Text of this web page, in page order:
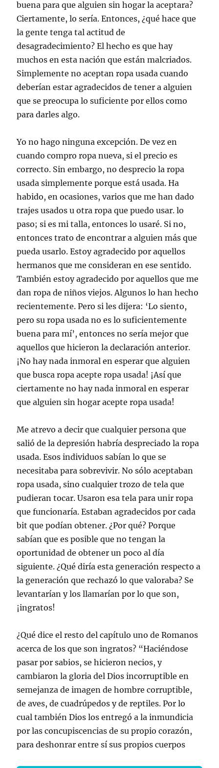
buena para que alguien sin hogar la aceptara?
Ciertamente, lo sería. Entonces, ¿qué hace que
la gente tenga tal actitud de
desagradecimiento? El hecho es que hay
muchos en esta nación que están malcriados.
Simplemente no aceptan ropa usada cuando
deberían estar agradecidos de tener a alguien
que se preocupa lo suficiente por ellos como
para darles algo.
Yo no hago ninguna excepción. De vez en
cuando compro ropa nueva, si el precio es
correcto. Sin embargo, no desprecio la ropa
usada simplemente porque está usada. Ha
habido, en ocasiones, varios que me han dado
trajes usados u otra ropa que puedo usar. lo
paso; si es mi talla, entonces lo usaré. Si no,
entonces trato de encontrar a alguien más que
pueda usarlo. Estoy agradecido por aquellos
hermanos que me consideran en ese sentido.
También estoy agradecido por aquellos que me
dan ropa de niños viejos. Algunos lo han hecho
recientemente. Pero si les dijera: ‘Lo siento,
pero su ropa usada no es lo suficientemente
buena para mí’, entonces no sería mejor que
aquellos que hicieron la declaración anterior.
¡No hay nada inmoral en esperar que alguien
que busca ropa acepte ropa usada! ¡Así que
ciertamente no hay nada inmoral en esperar
que alguien sin hogar acepte ropa usada!
Me atrevo a decir que cualquier persona que
salió de la depresión habría despreciado la ropa
usada. Esos individuos sabían lo que se
necesitaba para sobrevivir. No sólo aceptaban
ropa usada, sino cualquier trozo de tela que
pudieran tocar. Usaron esa tela para unir ropa
que funcionaría. Estaban agradecidos por cada
bit que podían obtener. ¿Por qué? Porque
sabían que es posible que no tengan la
oportunidad de obtener un poco al día
siguiente. ¿Qué diría esta generación respecto a
la generación que rechazó lo que valoraba? Se
levantarían y los llamarían por lo que son,
¡ingratos!
¿Qué dice el resto del capítulo uno de Romanos
acerca de los que son ingratos? “Haciéndose
pasar por sabios, se hicieron necios, y
cambiaron la gloria del Dios incorruptible en
semejanza de imagen de hombre corruptible,
de aves, de cuadrúpedos y de reptiles. Por lo
cual también Dios los entregó a la inmundicia
por las concupiscencias de su propio corazón,
para deshonrar entre sí sus propios cuerpos